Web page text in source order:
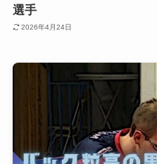
選手
2026年4月24日